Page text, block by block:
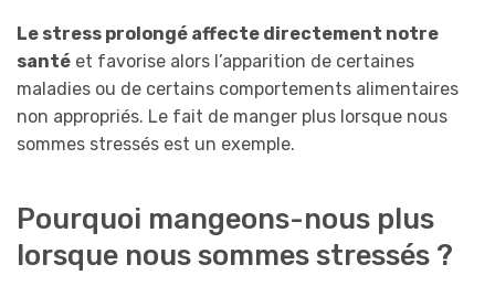
Le stress prolongé affecte directement notre
santé et favorise alors l’apparition de certaines
maladies ou de certains comportements alimentaires
non appropriés. Le fait de manger plus lorsque nous
sommes stressés est un exemple.
Pourquoi mangeons-nous plus
lorsque nous sommes stressés ?